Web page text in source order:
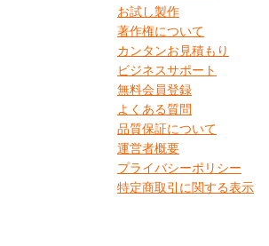
お試し製作
著作権について
カンタンお見積もり
ビジネスサポート
無料会員登録
よくある質問
品質保証について
運営者概要
プライバシーポリシー
特定商取引に関する表示